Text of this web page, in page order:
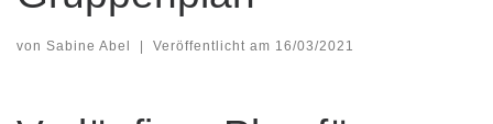
von Sabine Abel Veröffentlicht am 16/03/2021